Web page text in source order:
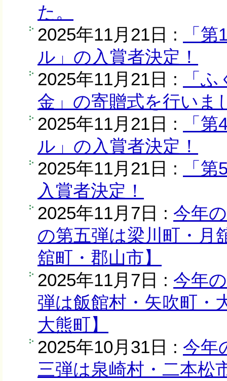
た。
2025年11月21日 :
「
ル」の入賞者決定！
2025年11月21日 :
「
金」の寄贈式を行いま
2025年11月21日 :
「
ル」の入賞者決定！
2025年11月21日 :
「
入賞者決定！
2025年11月7日 : 今年
の第五弾は梁川町・月
舘町・郡山市】
2025年11月7日 : 今年
弾は飯館村・矢吹町・
大熊町】
2025年10月31日 : 今年
三弾は泉崎村・二本松